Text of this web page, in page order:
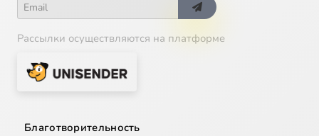
Рассылки осуществляются на платформе
Благотворительность